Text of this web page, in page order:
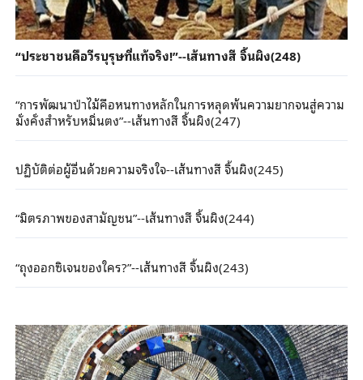
“ประชาชนคือวีรบุรุษที่แท้จริง!”--เส้นทางสี จิ้นผิง(248)
“การพัฒนาป่าไม้คือหนทางหลักในการหลุดพ้นความยากจนสู่ความ
มั่งคั่งสำหรับหมิ่นตง”--เส้นทางสี จิ้นผิง(247)
ปฏิบัติต่อผู้อื่นด้วยความจริงใจ--เส้นทางสี จิ้นผิง(245)
“มิตรภาพของสามัญชน”--เส้นทางสี จิ้นผิง(244)
“ถุงออกซิเจนของใคร?”--เส้นทางสี จิ้นผิง(243)